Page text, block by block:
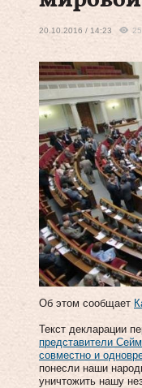
20.10.2016 / 14:23
Об этом сообщает
Текст декларации
представители
совместно и
понесли наши
уничтожить нашу